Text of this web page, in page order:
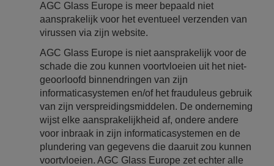
AGC Glass Europe is meer bepaald niet
aansprakelijk voor het eventueel verzenden van
virussen via zijn website.
AGC Glass Europe is niet aansprakelijk voor de
schade die zou kunnen voortvloeien uit het niet-
geoorloofd binnendringen van zijn
informaticasystemen en/of het frauduleus gebruik
van zijn verspreidingsmiddelen. De onderneming
wijst elke aansprakelijkheid af, ondere andere
voor inbraak in zijn informaticasystemen en de
plundering van gegevens die daaruit zou kunnen
voortvloeien. AGC Glass Europe zet echter alle